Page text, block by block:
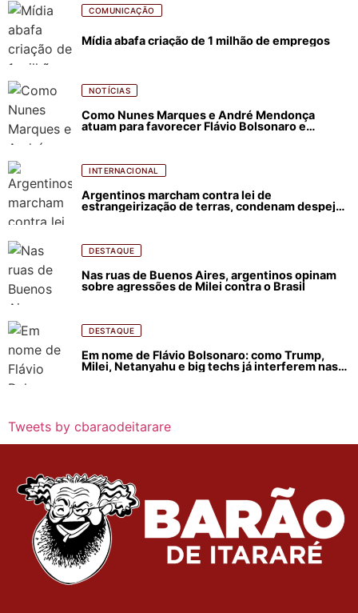
COMUNICAÇÃO
Mídia abafa criação de 1 milhão de empregos
NOTÍCIAS
Como Nunes Marques e André Mendonça
atuam para favorecer Flávio Bolsonaro e
INTERNACIONAL
Argentinos marcham contra lei de
estrangeirização de terras, condenam despejos
DESTAQUE
Nas ruas de Buenos Aires, argentinos opinam
sobre agressões de Milei contra o Brasil
DESTAQUE
Em nome de Flávio Bolsonaro: como Trump,
Milei, Netanyahu e big techs já interferem nas
Tweets by cbaraodeitarare